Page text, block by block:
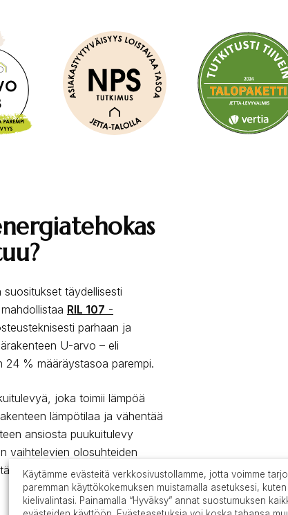
täydellisesti
RIL 107 -
parhaan ja
U-arvo – eli
% määräystasoa parempi.
joka toimii lämpöä
lämpötilaa ja vähentää
ansiosta puukuitulevy
vaihtelevien olosuhteiden
tuulensuojan sisäpinnassa ja
Käytämme evästeitä verkkosivustollamme, jotta voimme
paremman käyttökokemuksen muistamalla asetuksesi, kuten
kielivalintasi. Painamalla “Hyväksy” annat suostumuksen